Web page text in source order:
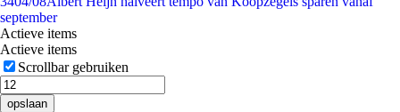
september
Actieve items
Actieve items
Scrollbar gebruiken
opslaan